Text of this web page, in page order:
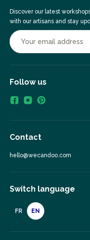
Discover our latest
with our artisans and stay
Follow us
Contact
hello@wecandoo.com
Switch language
FR EN